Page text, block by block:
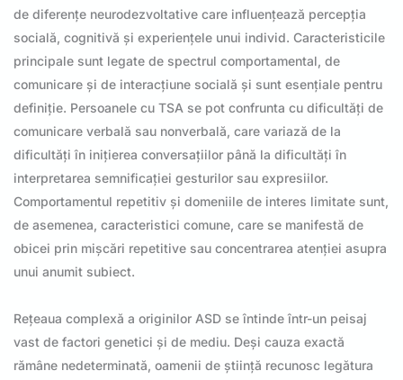
de diferențe neurodezvoltative care influențează percepția
socială, cognitivă și experiențele unui individ. Caracteristicile
principale sunt legate de spectrul comportamental, de
comunicare și de interacțiune socială și sunt esențiale pentru
definiție. Persoanele cu TSA se pot confrunta cu dificultăți de
comunicare verbală sau nonverbală, care variază de la
dificultăți în inițierea conversațiilor până la dificultăți în
interpretarea semnificației gesturilor sau expresiilor.
Comportamentul repetitiv și domeniile de interes limitate sunt,
de asemenea, caracteristici comune, care se manifestă de
obicei prin mișcări repetitive sau concentrarea atenției asupra
unui anumit subiect.
Rețeaua complexă a originilor ASD se întinde într-un peisaj
vast de factori genetici și de mediu. Deși cauza exactă
rămâne nedeterminată, oamenii de știință recunosc legătura